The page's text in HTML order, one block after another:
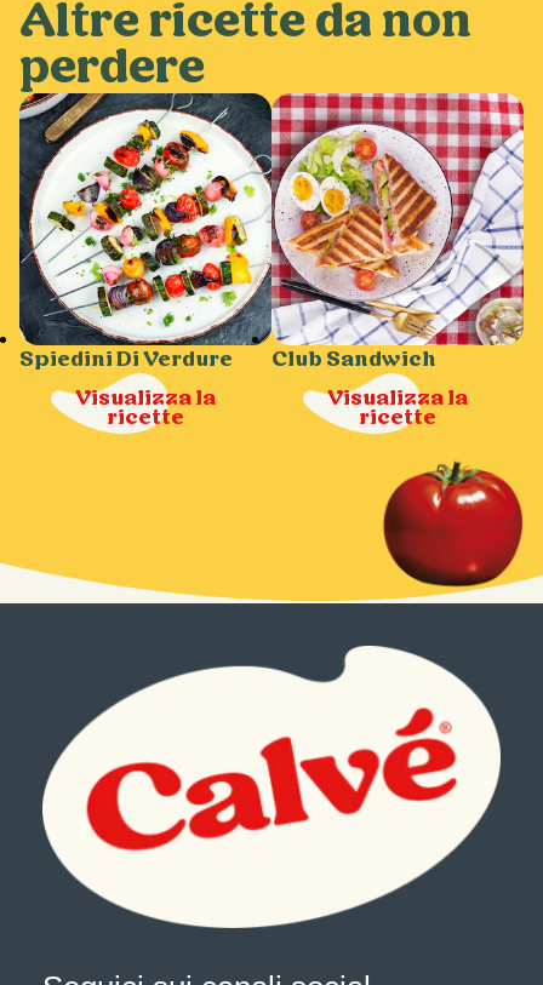
Altre ricette da non
perdere
Spiedini Di Verdure
Visualizza la
ricette
Club Sandwich
Visualizza la
ricette